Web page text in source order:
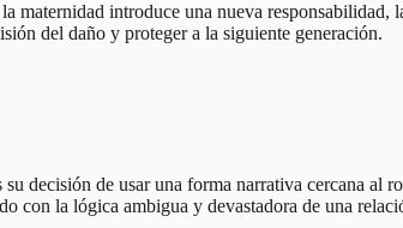
maternidad introduce una nueva
del daño y proteger a la siguiente generación.
decisión de usar una forma narrativa cercana al
con la lógica ambigua y devastadora de una